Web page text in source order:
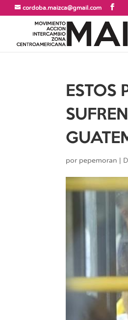
cordoba.maizca@gmail.com
ESTOS
por pepemoran